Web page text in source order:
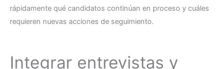
rápidamente qué candidatos continúan en proceso y cuáles
requieren nuevas acciones de seguimiento.
Integrar entrevistas y